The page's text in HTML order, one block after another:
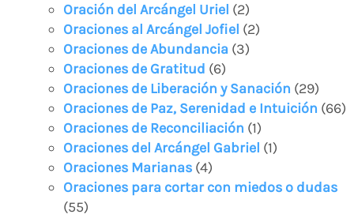
Oración del Arcángel Uriel (2)
Oraciones al Arcángel Jofiel (2)
Oraciones de Abundancia (3)
Oraciones de Gratitud (6)
Oraciones de Liberación y Sanación (29)
Oraciones de Paz, Serenidad e Intuición (66)
Oraciones de Reconciliación (1)
Oraciones del Arcángel Gabriel (1)
Oraciones Marianas (4)
Oraciones para cortar con miedos o dudas
(55)